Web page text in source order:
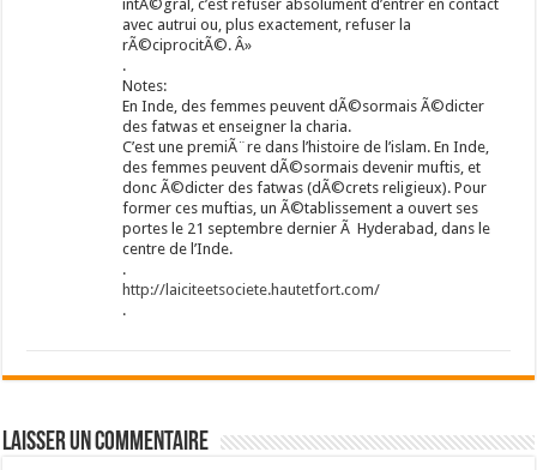
intÃ©gral, c’est refuser absolument d’entrer en contact
avec autrui ou, plus exactement, refuser la
rÃ©ciprocitÃ©. Â»
.
Notes:
En Inde, des femmes peuvent dÃ©sormais Ã©dicter
des fatwas et enseigner la charia.
C’est une premiÃ¨re dans l’histoire de l’islam. En Inde,
des femmes peuvent dÃ©sormais devenir muftis, et
donc Ã©dicter des fatwas (dÃ©crets religieux). Pour
former ces muftias, un Ã©tablissement a ouvert ses
portes le 21 septembre dernier Ã Hyderabad, dans le
centre de l’Inde.
.
http://laiciteetsociete.hautetfort.com/
.
Laisser un commentaire